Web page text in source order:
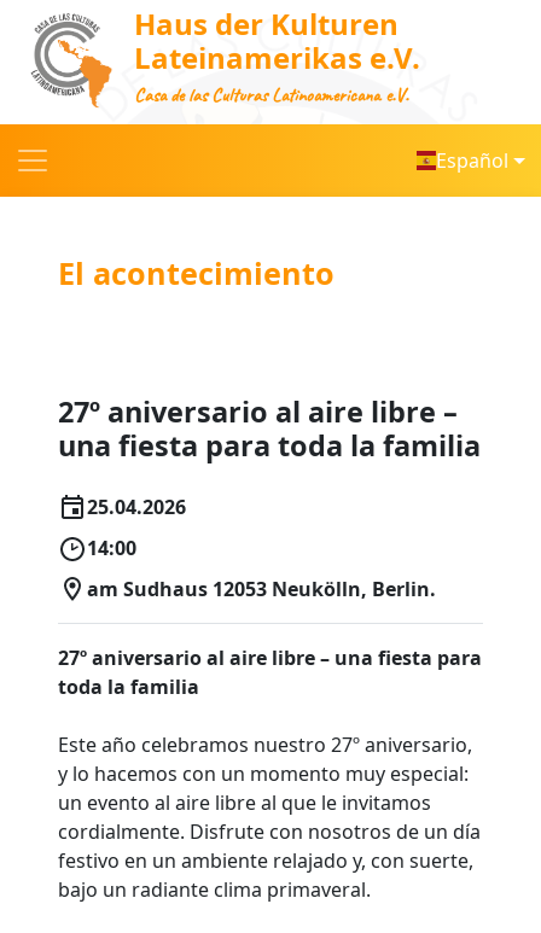
Haus der Kulturen
Lateinamerikas e.V.
Casa de las Culturas Latinoamericana e.V.
Español
El acontecimiento
27º aniversario al aire libre –
una fiesta para toda la familia
25.04.2026
14:00
am Sudhaus 12053 Neukölln, Berlin.
27º aniversario al aire libre – una fiesta para
toda la familia
Este año celebramos nuestro 27º aniversario,
y lo hacemos con un momento muy especial:
un evento al aire libre al que le invitamos
cordialmente. Disfrute con nosotros de un día
festivo en un ambiente relajado y, con suerte,
bajo un radiante clima primaveral.